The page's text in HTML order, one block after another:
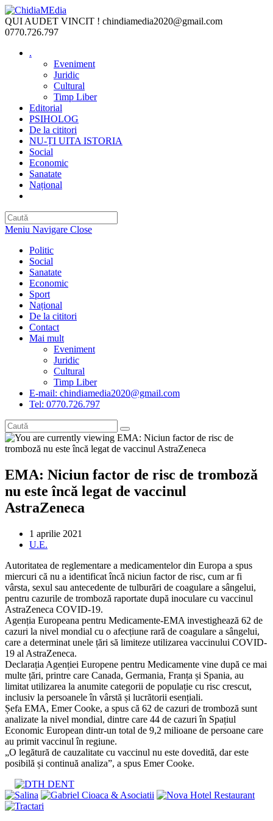
Skip
to
content
QUI AUDET VINCIT ! chindiamedia2020@gmail.com
0770.726.797
.
Eveniment
Juridic
Cultural
Timp Liber
Editorial
PSIHOLOG
De la cititori
NU-ȚI UITA ISTORIA
Social
Economic
Sanatate
Național
Meniu Navigare Close
Politic
Social
Sanatate
Economic
Sport
Național
De la cititori
Contact
Mai mult
Eveniment
Juridic
Cultural
Timp Liber
E-mail: chindiamedia2020@gmail.com
Tel: 0770.726.797
EMA: Niciun factor de risc de tromboză
nu este încă legat de vaccinul
AstraZeneca
Post
published:
1 aprilie 2021
Post
U.E.
Autoritatea de reglementare a medicamentelor din Europa a spus
miercuri că nu a identificat încă niciun factor de risc, cum ar fi
vârsta, sexul sau antecedente de tulburări de coagulare a sângelui,
pentru cazurile de tromboză raportate după inoculare cu vaccinul
AstraZeneca COVID-19.
Agenția Europeana pentru Medicamente-EMA investighează 62 de
cazuri la nivel mondial cu o afecțiune rară de coagulare a sângelui,
care a determinat unele țări să limiteze utilizarea vaccinului COVID-
19 al AstraZeneca.
Declarația Agenției Europene pentru Medicamente vine după ce mai
multe țări, printre care Canada, Germania, Franța și Spania, au
limitat utilizarea la anumite categorii de populație cu risc crescut,
inclusiv la persoanele în vârstă și lucrătorii esențiali.
Șefa EMA, Emer Cooke, a spus că 62 de cazuri de tromboză sunt
analizate la nivel mondial, dintre care 44 de cazuri în Spațiul
Economic European dintr-un total de 9,2 milioane de persoane care
au primit vaccinul în regiune.
„O legătură de cauzalitate cu vaccinul nu este dovedită, dar este
posibilă și continuă analiza”, a spus Emer Cooke.